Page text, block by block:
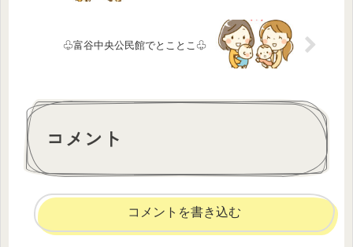
♧富谷中央公民館でとことこ♧
コメント
コメントを書き込む